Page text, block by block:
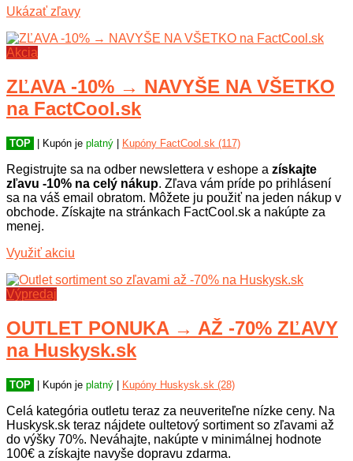
Ukázať zľavy
Akcia
ZĽAVA -10% → NAVYŠE NA VŠETKO
na FactCool.sk
TOP | Kupón je platný Kupóny FactCool.sk (117)
Registrujte sa na odber newslettera v eshope a získajte
zľavu -10% na celý nákup. Zľava vám príde po prihlásení
sa na váš email obratom. Môžete ju použiť na jeden nákup v
obchode. Získajte na stránkach FactCool.sk a nakúpte za
menej.
Využiť akciu
Výpredaj
OUTLET PONUKA → AŽ -70% ZĽAVY
na Huskysk.sk
TOP | Kupón je platný | Kupóny Huskysk.sk (28)
Celá kategória outletu teraz za neuveriteľne nízke ceny. Na
Huskysk.sk teraz nájdete oultetový sortiment so zľavami až
do výšky 70%. Neváhajte, nakúpte v minimálnej hodnote
100€ a získajte navyše dopravu zdarma.